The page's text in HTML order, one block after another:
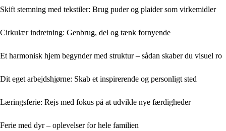
Skift stemning med tekstiler: Brug puder og plaider som virkemidler
Cirkulær indretning: Genbrug, del og tænk fornyende
Et harmonisk hjem begynder med struktur – sådan skaber du visuel ro
Dit eget arbejdshjørne: Skab et inspirerende og personligt sted
Læringsferie: Rejs med fokus på at udvikle nye færdigheder
Ferie med dyr – oplevelser for hele familien